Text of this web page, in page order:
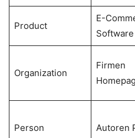
Product
E-
Software
Organization
Firmen
Person Autoren